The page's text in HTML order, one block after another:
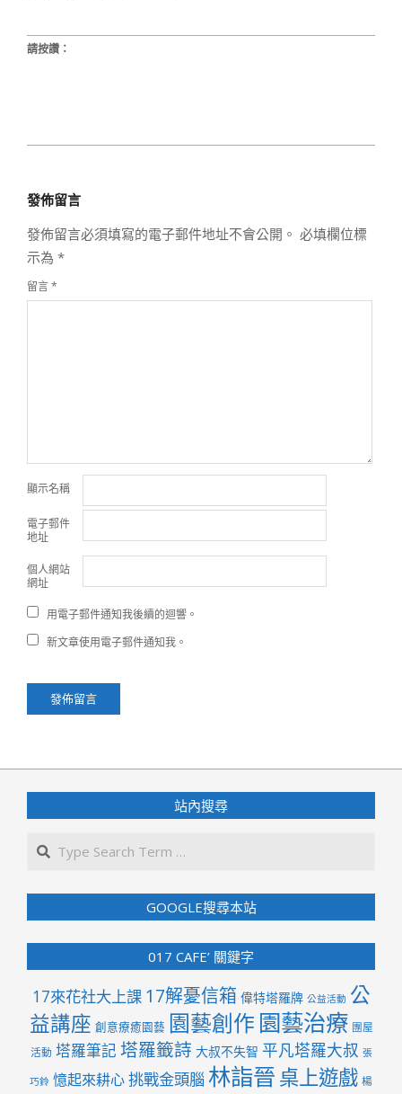
請按讚：
26
發佈留言
發佈留言必須填寫的電子郵件地址不會公開。 必填欄位標
示為 *
留言*
顯示名稱
電子郵件
地址
個人網站
網址
用電子郵件通知我後續的迴響。
新文章使用電子郵件通知我。
站內搜尋
GOOGLE搜尋本站
017 CAFE’ 關鍵字
17來花社大上課 17解憂信箱 偉特塔羅牌 公益活動 公
益講座 創意療癒園藝 園藝創作 園藝治療 團屋
活動 塔羅筆記 塔羅籤詩 大叔不失智 平凡塔羅大叔 張
巧鈴 憶起來耕心挑戰金頭腦 林詣晉桌上遊戲 楊